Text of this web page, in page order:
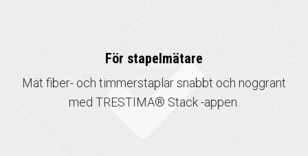
För stapelmätare
Mät fiber- och timmerstaplar snabbt och noggrant
med TRESTIMA® Stack -appen.